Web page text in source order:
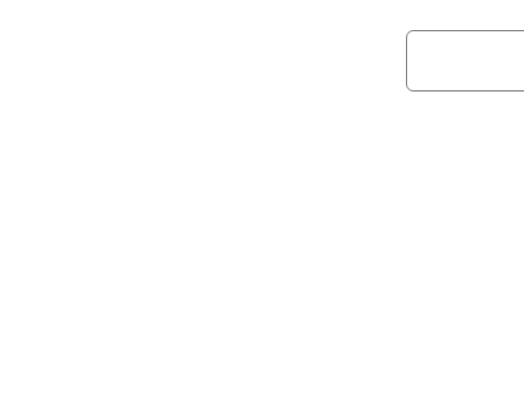
スクの中丸徹氏は「まさかあんなタ